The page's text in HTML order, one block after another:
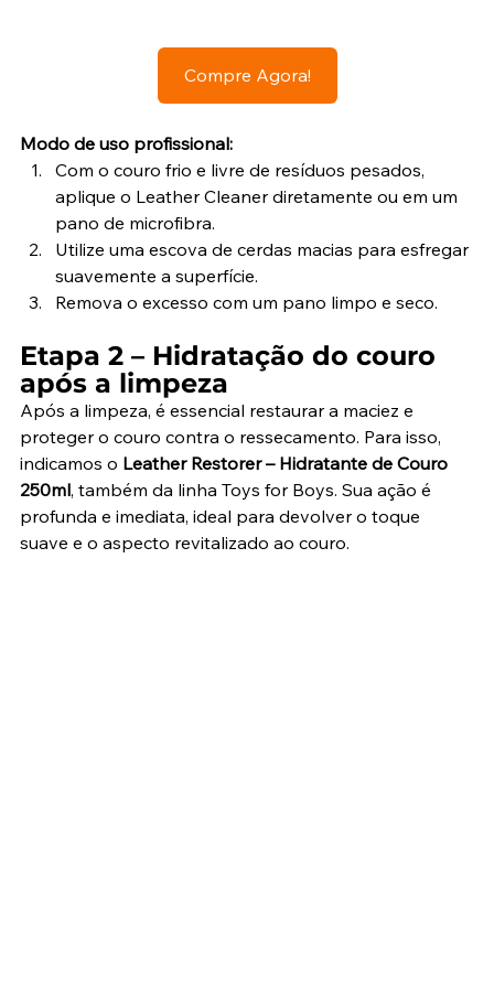
Compre Agora!
Modo de uso profissional:
Com o couro frio e livre de resíduos pesados,
aplique o Leather Cleaner diretamente ou em um
pano de microfibra.
Utilize uma escova de cerdas macias para esfregar
suavemente a superfície.
Remova o excesso com um pano limpo e seco.
Etapa 2 – Hidratação do couro
após a limpeza
Após a limpeza, é essencial restaurar a maciez e
proteger o couro contra o ressecamento. Para isso,
indicamos o Leather Restorer – Hidratante de Couro
250ml, também da linha Toys for Boys. Sua ação é
profunda e imediata, ideal para devolver o toque
suave e o aspecto revitalizado ao couro.